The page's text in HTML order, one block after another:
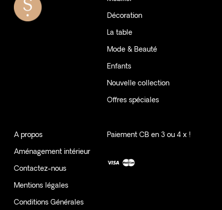
Décoration
La table
Mode & Beauté
Enfants
Nouvelle collection
Offres spéciales
A propos
Aménagement intérieur
Contactez-nous
Mentions légales
Conditions Générales
Paiement CB en 3 ou 4 x !